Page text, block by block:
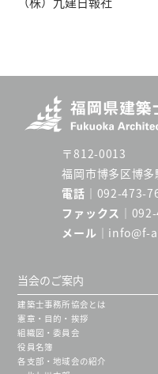
〒812-0013
福岡市博多区博
電話
092-473-
ファックス
メール
info@f-
当会のご案内
建築士事務所協会とは
憲章・目的・挨拶
組織図・委員会
役員名簿
各支部・地域会の紹介